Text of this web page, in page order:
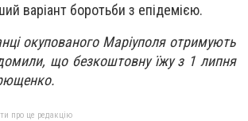
варіант боротьби з епідемією.
окупованого Маріуполя отримують
що безкоштовну їжу з 1 липня
про це редакцію